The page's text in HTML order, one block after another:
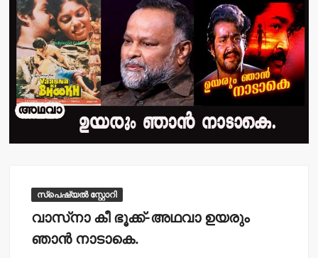
സ്പെഷ്യൽ സ്റ്റോറി
വാസ്‌നാ കീ ഭൂക്ക്-അഥവാ ഉയരും
ഞാന്‍ നാടാകെ.